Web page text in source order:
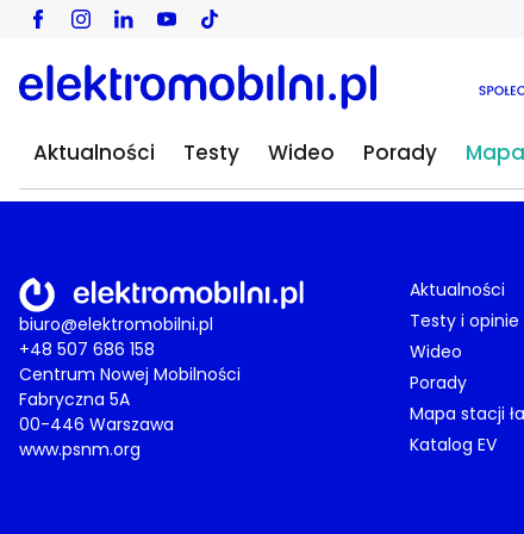
Aktualności Testy Wideo Porady
biuro@elektromobilni.pl
+48 507 686 158
Centrum Nowej Mobilności
Fabryczna 5A
00-446 Warszawa
www.psnm.org
Aktualności
Testy i opinie
Wideo
Porady
Mapa stacji
Katalog EV